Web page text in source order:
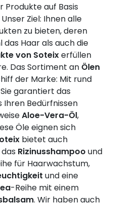
Produkte auf Basis
Unser Ziel: Ihnen alle
zu bieten, deren
Haar als auch die
von Soteixerfüllen
Das Sortiment an Ölen
der Marke: Mit rund
garantiert das
Ihren Bedürfnissen
Aloe-Vera-Öl,
Öle eignen sich
bietet auch
Rizinusshampoo und
für Haarwachstum,
und eine
-Reihe mit einem
. Wir haben auch